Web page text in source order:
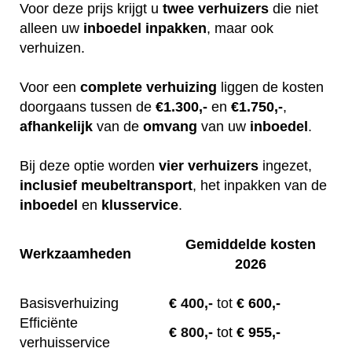
Voor deze prijs krijgt u twee verhuizers die niet
alleen uw inboedel inpakken, maar ook
verhuizen.
Voor een complete verhuizing liggen de kosten
doorgaans tussen de €1.300,- en €1.750,-,
afhankelijk van de omvang van uw inboedel .
Bij deze optie worden vier verhuizers ingezet,
inclusief meubeltransport, het inpakken van de
inboedel en klusservice.
Werkzaamheden
Gemiddelde kosten
2026
Basisverhuizing € 400,- tot € 600,-
Efficiënte
verhuisservice
€ 800,- tot € 955,-